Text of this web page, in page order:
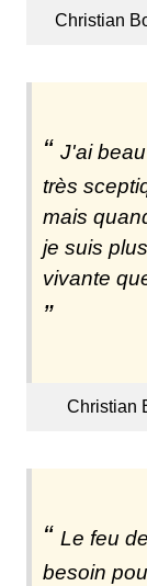
Christian
J'ai
très
mais
je suis
vivante
Christian
Le feu
besoin